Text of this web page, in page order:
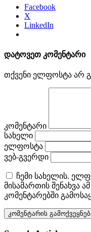
Facebook
X
LinkedIn
დატოვეთ კომენტარი
თქვენი ელფოსტა არ
კომენტარი
სახელი
ელფოსტა
ვებ-გვერდი
ჩემი სახელის.
მისამართის შენახვა
კომენტარებში